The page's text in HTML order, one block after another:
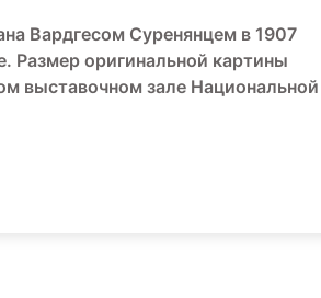
Вардгесом Суренянцем в 1907
Размер оригинальной картины
выставочном зале Национальной